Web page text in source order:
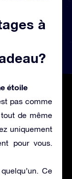
à
étoile
pas comme
de même
uniquement
pour vous.
Ce